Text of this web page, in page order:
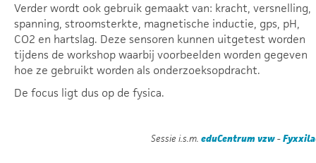
Verder wordt ook gebruik gemaakt van: kracht, versnelling,
spanning, stroomsterkte, magnetische inductie, gps, pH,
CO2 en hartslag. Deze sensoren kunnen uitgetest worden
tijdens de workshop waarbij voorbeelden worden gegeven
hoe ze gebruikt worden als onderzoeksopdracht.
De focus ligt dus op de fysica.
Sessie i.s.m. eduCentrum vzw-